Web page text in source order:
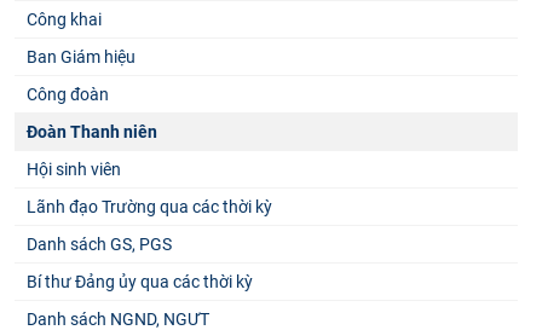
Công khai
Ban Giám hiệu
Công đoàn
Đoàn Thanh niên
Hội sinh viên
Lãnh đạo Trường qua các thời kỳ
Danh sách GS, PGS
Bí thư Đảng ủy qua các thời kỳ
Danh sách NGND, NGƯT